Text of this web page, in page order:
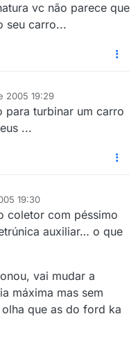
vc não parece que
seu carro...
2005 19:29
turbinar um carro
...
19:30
coletor com péssimo
auxiliar… o que
vai mudar a
máxima mas sem
que as do ford ka